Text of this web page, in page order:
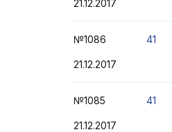
21.12.2017
№1086
21.12.2017
41
№1085
21.12.2017
41